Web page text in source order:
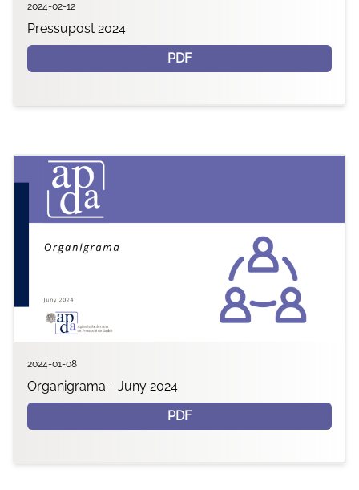
2024-02-12
Pressupost 2024
PDF
2024-01-08
Organigrama - Juny 2024
PDF